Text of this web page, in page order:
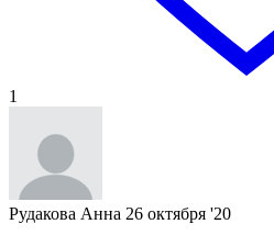
1
Рудакова Анна 26 октября '20